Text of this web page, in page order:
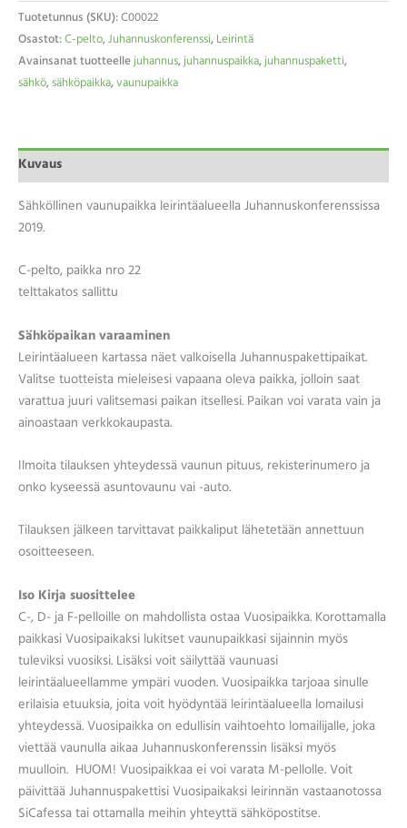
Tuotetunnus (SKU): C00022
Osastot: C-pelto, Juhannuskonferenssi, Leirintä
Avainsanat tuotteelle juhannus, juhannuspaikka, juhannuspaketti,
sähkö, sähköpaikka, vaunupaikka
Kuvaus
Sähköllinen vaunupaikka leirintäalueella Juhannuskonferenssissa
2019.
C-pelto, paikka nro 22
telttakatos sallittu
Sähköpaikan varaaminen
Leirintäalueen kartassa näet valkoisella Juhannuspakettipaikat.
Valitse tuotteista mieleisesi vapaana oleva paikka, jolloin saat
varattua juuri valitsemasi paikan itsellesi. Paikan voi varata vain ja
ainoastaan verkkokaupasta.
Ilmoita tilauksen yhteydessä vaunun pituus, rekisterinumero ja
onko kyseessä asuntovaunu vai -auto.
Tilauksen jälkeen tarvittavat paikkaliput lähetetään annettuun
osoitteeseen.
Iso Kirja suosittelee
C-, D- ja F-pelloille on mahdollista ostaa Vuosipaikka. Korottamalla
paikkasi Vuosipaikaksi lukitset vaunupaikkasi sijainnin myös
tuleviksi vuosiksi. Lisäksi voit säilyttää vaunuasi
leirintäalueellamme ympäri vuoden. Vuosipaikka tarjoaa sinulle
erilaisia etuuksia, joita voit hyödyntää leirintäalueella lomailusi
yhteydessä. Vuosipaikka on edullisin vaihtoehto lomailijalle, joka
viettää vaunulla aikaa Juhannuskonferenssin lisäksi myös
muulloin. HUOM! Vuosipaikkaa ei voi varata M-pellolle. Voit
päivittää Juhannuspakettisi Vuosipaikaksi leirinnän vastaanotossa
SiCafessa tai ottamalla meihin yhteyttä sähköpostitse.